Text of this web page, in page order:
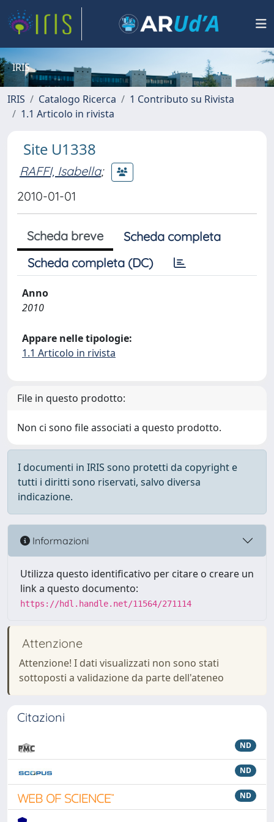
IRIS
IRIS Catalogo Ricerca
1 Contributo su Rivista
1.1 Articolo in rivista
Site U1338
RAFFI, Isabella;
2010-01-01
Scheda breve
Scheda completa
Scheda completa (DC)
Anno
2010
Appare nelle tipologie:
1.1 Articolo in rivista
File in questo prodotto:
Non ci sono file associati a questo prodotto.
I documenti in IRIS sono protetti da copyright e
tutti i diritti sono riservati, salvo diversa
indicazione.
Informazioni
Utilizza questo identificativo per citare o creare un
link a questo documento:
https://hdl.handle.net/11564/271114
Attenzione
Attenzione! I dati visualizzati non sono stati
sottoposti a validazione da parte dell'ateneo
Citazioni
ND
ND
ND